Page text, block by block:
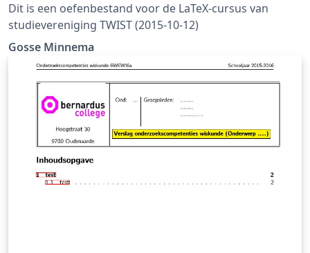
Dit is een oefenbestand voor de LaTeX-cursus van
studievereniging TWIST (2015-10-12)
Gosse Minnema